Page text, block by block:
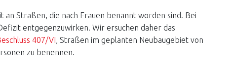
Straßen, die nach Frauen benannt worden sind. Bei
entgegenzuwirken. Wir ersuchen daher das
407/VI , Straßen im geplanten Neubaugebiet von
zu benennen.